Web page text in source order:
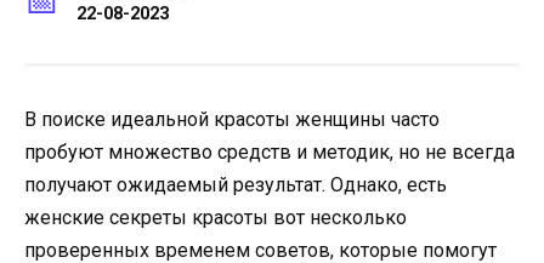
22-08-2023
В поиске идеальной красоты женщины часто
пробуют множество средств и методик, но не всегда
получают ожидаемый результат. Однако, есть
женские секреты красоты вот несколько
проверенных временем советов, которые помогут